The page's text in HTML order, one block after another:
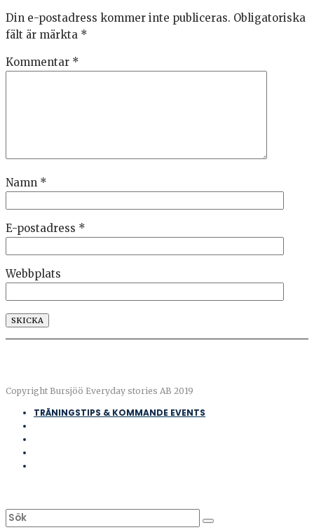
Din e-postadress kommer inte publiceras. Obligatoriska
fält är märkta *
Kommentar *
Namn *
E-postadress *
Webbplats
Copyright Bursjöö Everyday stories AB 2019
TRÄNINGSTIPS & KOMMANDE EVENTS